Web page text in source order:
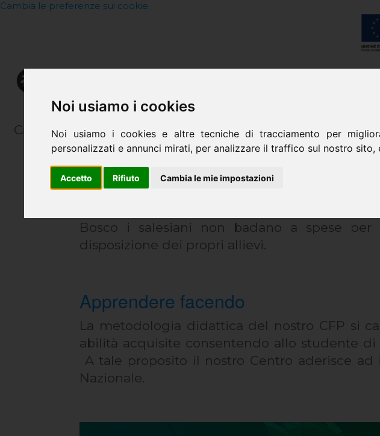
Noi usiamo i cookies
Noi usiamo i cookies e altre tecniche di tracciamento per
personalizzati e annunci mirati, per analizzare il traffico sul nostro
Accetto Rifiuto Cambia le mie impostazioni
Cambia le preferenze sui cookie.
Cantami o Diva del pelide Achille l'ira funesta...
Bosco i salesiani non badano a spese
disposizione dei propri allievi.
Apprendere facendo
La metodologia didattica del nostro CFP si
abilità acquisite consentendo allo studente
A tale proposito il nostro Centro aderisce
Nazionale.